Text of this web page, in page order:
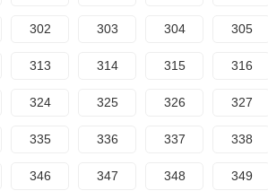
302 303 304 305
313 314 315 316
324 325 326 327
335 336 337 338
346 347 348 349